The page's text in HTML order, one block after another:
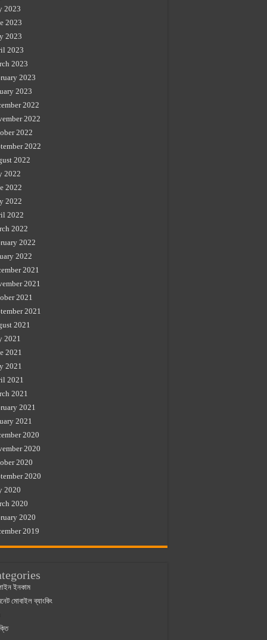
2023
2023
2023
2023
2023
2023
2023
2022
2022
2022
2022
2022
2022
2022
2022
2022
2022
2022
2022
2021
2021
2021
2021
2021
2021
2021
2021
2021
2021
2021
2021
2020
2020
2020
2020
2020
2020
2020
2019
ইনকাম
মোবাইল ব্যাংকিং